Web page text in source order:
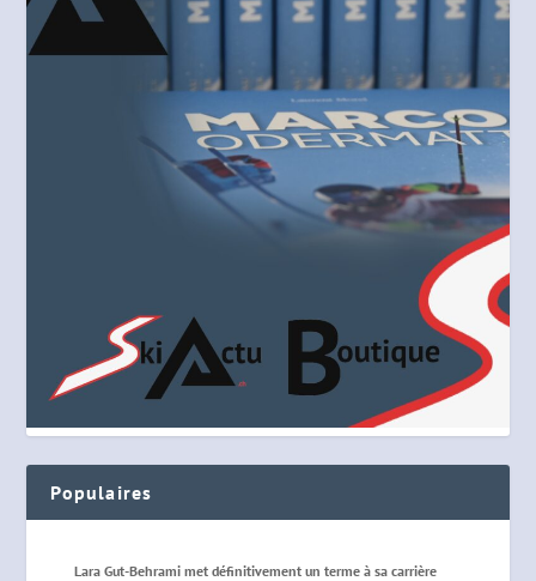
Populaires
Lara Gut-Behrami met définitivement un terme à sa carrière